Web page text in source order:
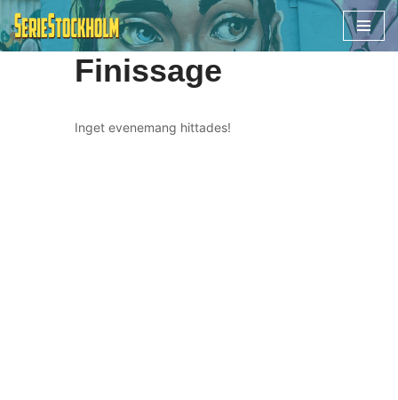
Hoppa
Finissage
Inget evenemang hittades!